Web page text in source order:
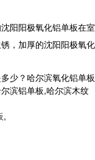
阳阳极氧化铝单板在室
，加厚的沈阳阳极氧化
少？哈尔滨氧化铝单板
滨铝单板,哈尔滨木纹
,